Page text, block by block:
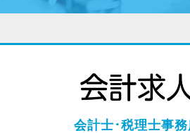
会計士･税理士事